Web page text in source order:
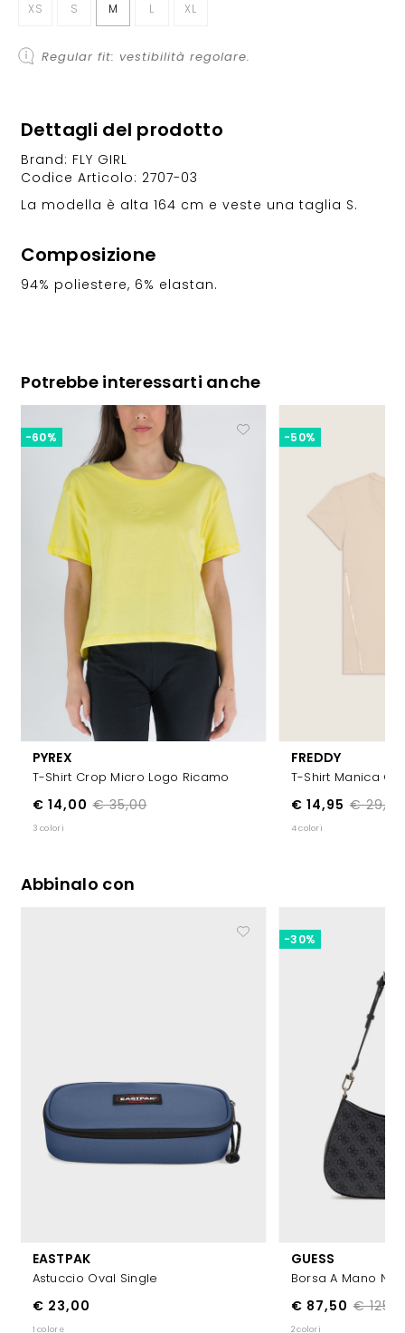
XS S M L XL
Regular fit: vestibilità regolare.
Dettagli del prodotto
Brand: FLY GIRL
Codice Articolo: 2707-03
La modella è alta 164 cm e veste una taglia S.
Composizione
94% poliestere, 6% elastan.
Potrebbe interessarti anche
PYREX
T-Shirt Crop Micro Logo Ricamo
€ 35,00
€ 14,00
-60%
3 colori
FREDDY
T-Shirt Manica
€ 29,90
€ 14,95
-50%
4 colori
Abbinalo con
EASTPAK
Astuccio Oval Single
€ 23,00
1 colore
GUESS
Borsa A Mano
€
€ 87,50
-30%
2 colori